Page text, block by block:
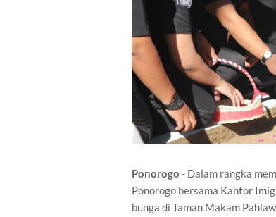
Ponorogo - Dalam rangka
Ponorogo bersama Kantor
bunga di Taman Makam